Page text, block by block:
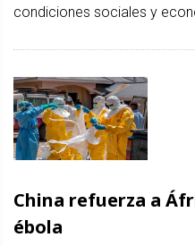
condiciones sociales y
China refuerza a
ébola